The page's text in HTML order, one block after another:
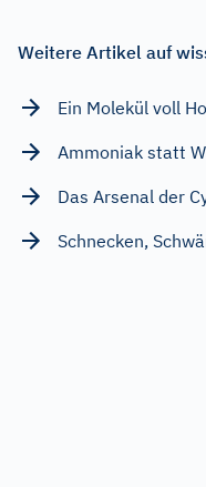
Weitere Artikel auf
Ein Molekül voll
Ammoniak statt
Das Arsenal der
Schnecken,